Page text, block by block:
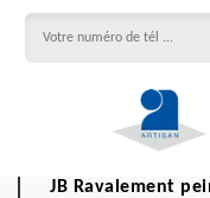
JB Ravalement